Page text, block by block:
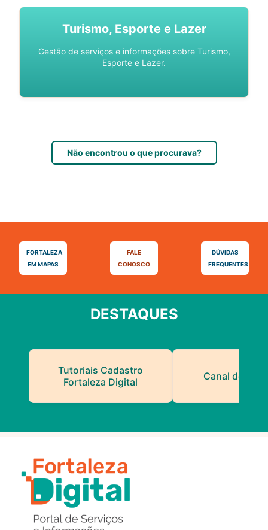
Turismo, Esporte e Lazer
Gestão de serviços e informações sobre Turismo,
Esporte e Lazer.
Não encontrou o que procurava?
FORTALEZA
EM MAPAS
FALE
CONOSCO
DÚVIDAS
FREQUENTES
DESTAQUES
Tutoriais Cadastro
Fortaleza Digital
Canal do